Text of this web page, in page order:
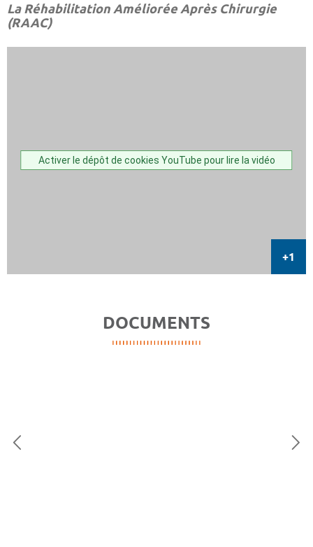
La Réhabilitation Améliorée Après Chirurgie
(RAAC)
Activer le dépôt de cookies YouTube pour lire la vidéo
DOCUMENTS